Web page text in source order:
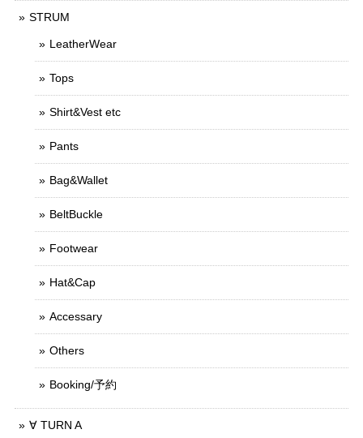
STRUM
LeatherWear
Tops
Shirt&Vest etc
Pants
Bag&Wallet
BeltBuckle
Footwear
Hat&Cap
Accessary
Others
Booking/予約
∀ TURN A